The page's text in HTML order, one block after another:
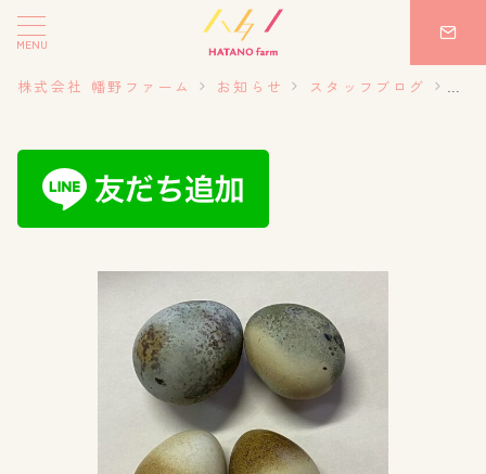
MENU
株式会社 幡野ファーム お知らせ スタッフブログ